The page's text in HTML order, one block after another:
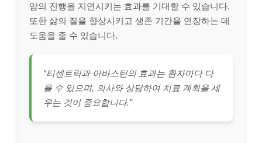
암의 진행을 지연시키는 효과를 기대할 수 있습니다.
또한 삶의 질을 향상시키고 생존 기간을 연장하는 데
도움을 줄 수 있습니다.
“티센트릭과 아바스틴의 효과는 환자마다 다
를 수 있으며, 의사와 상담하여 치료 계획을 세
우는 것이 중요합니다.”